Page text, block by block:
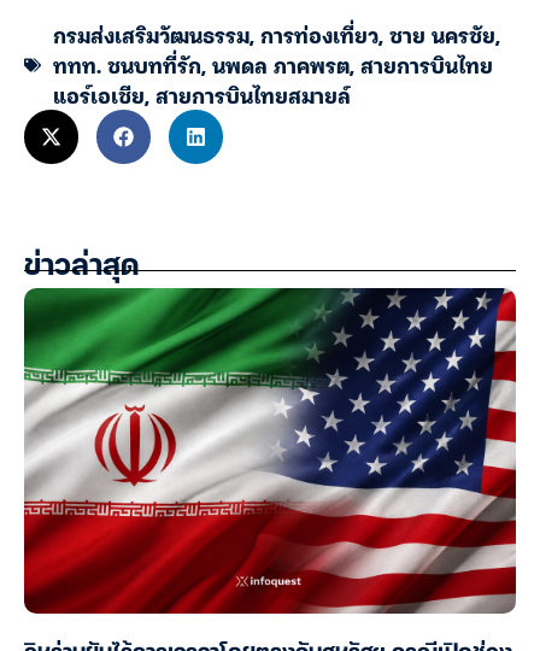
กรมส่งเสริมวัฒนธรรม,การท่องเที่ยว,ชาย นครชัย,
ททท. ชนบทที่รัก,นพดล ภาคพรต,สายการบินไทย
แอร์เอเชีย,สายการบินไทยสมายล์
ข่าวล่าสุด